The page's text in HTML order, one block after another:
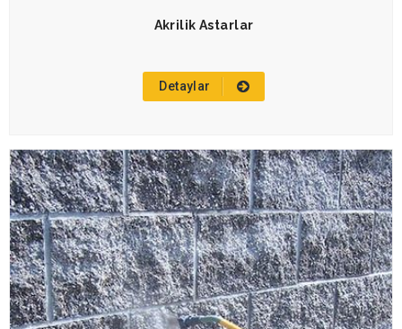
Akrilik Astarlar
Detaylar